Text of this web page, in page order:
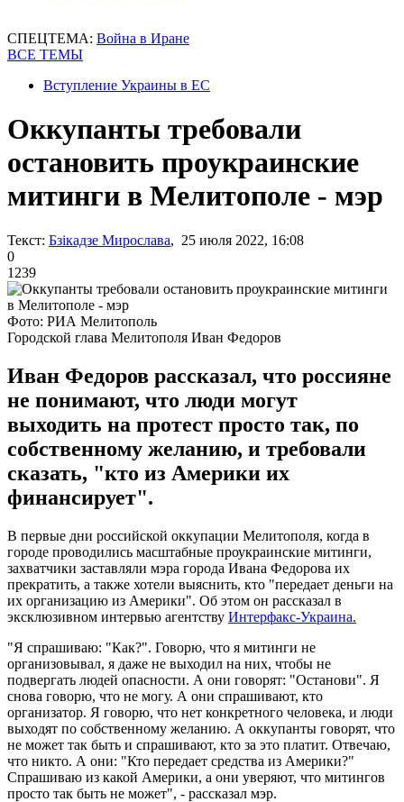
СПЕЦТЕМА: Война в Иране
ВСЕ ТЕМЫ
Вступление Украины в ЕС
Оккупанты требовали
остановить проукраинские
митинги в Мелитополе - мэр
Текст: Бзікадзе Мирослава, 25 июля 2022, 16:08
0
1239
Фото: РИА Мелитополь
Городской глава Мелитополя Иван Федоров
Иван Федоров рассказал, что россияне
не понимают, что люди могут
выходить на протест просто так, по
собственному желанию, и требовали
сказать, "кто из Америки их
финансирует".
В первые дни российской оккупации Мелитополя, когда в
городе проводились масштабные проукраинские митинги,
захватчики заставляли мэра города Ивана Федорова их
прекратить, а также хотели выяснить, кто "передает деньги на
их организацию из Америки". Об этом он рассказал в
эксклюзивном интервью агентству Интерфакс-Украина.
"Я спрашиваю: "Как?". Говорю, что я митинги не
организовывал, я даже не выходил на них, чтобы не
подвергать людей опасности. А они говорят: "Останови". Я
снова говорю, что не могу. А они спрашивают, кто
организатор. Я говорю, что нет конкретного человека, и люди
выходят по собственному желанию. А оккупанты говорят, что
не может так быть и спрашивают, кто за это платит. Отвечаю,
что никто. А они: "Кто передает средства из Америки?"
Спрашиваю из какой Америки, а они уверяют, что митингов
просто так быть не может", - рассказал мэр.